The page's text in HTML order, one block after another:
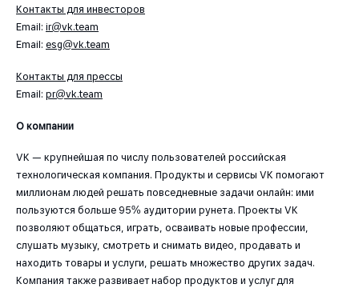
Контакты для инвесторов
Email: ir@vk.team
Email: esg@vk.team
Контакты для прессы
Email: pr@vk.team
О компании
VK — крупнейшая по числу пользователей российская
технологическая компания. Продукты и сервисы VK помогают
миллионам людей решать повседневные задачи онлайн: ими
пользуются больше 95% аудитории рунета. Проекты VK
позволяют общаться, играть, осваивать новые профессии,
слушать музыку, смотреть и снимать видео, продавать и
находить товары и услуги, решать множество других задач.
Компания также развивает набор продуктов и услуг для